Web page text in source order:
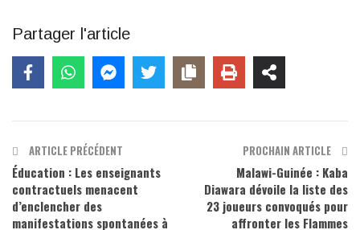
Partager l'article
ARTICLE PRÉCÉDENT
Éducation : Les enseignants
contractuels menacent
d’enclencher des
manifestations spontanées à
PROCHAIN ARTICLE
Malawi-Guinée : Kaba
Diawara dévoile la liste des
23 joueurs convoqués pour
affronter les Flammes